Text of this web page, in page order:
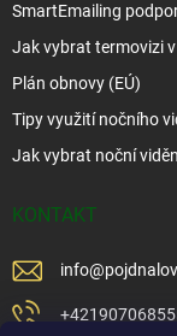
SmartEmailing
Jak vybrat termovizi
Plán obnovy (EÚ)
Tipy využití nočního
Jak vybrat noční
KONTAKT
info@